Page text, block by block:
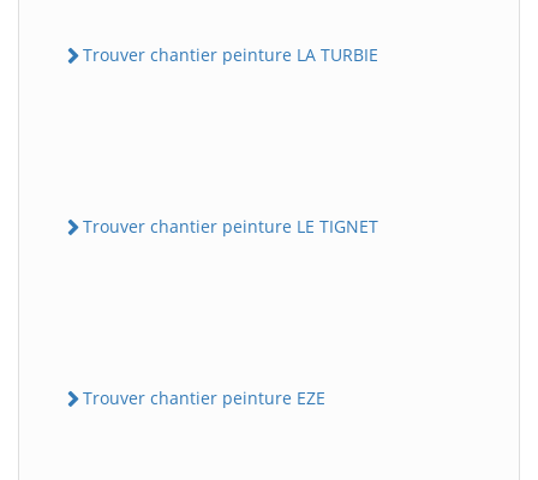
Trouver chantier peinture LA TURBIE
Trouver chantier peinture LE TIGNET
Trouver chantier peinture EZE